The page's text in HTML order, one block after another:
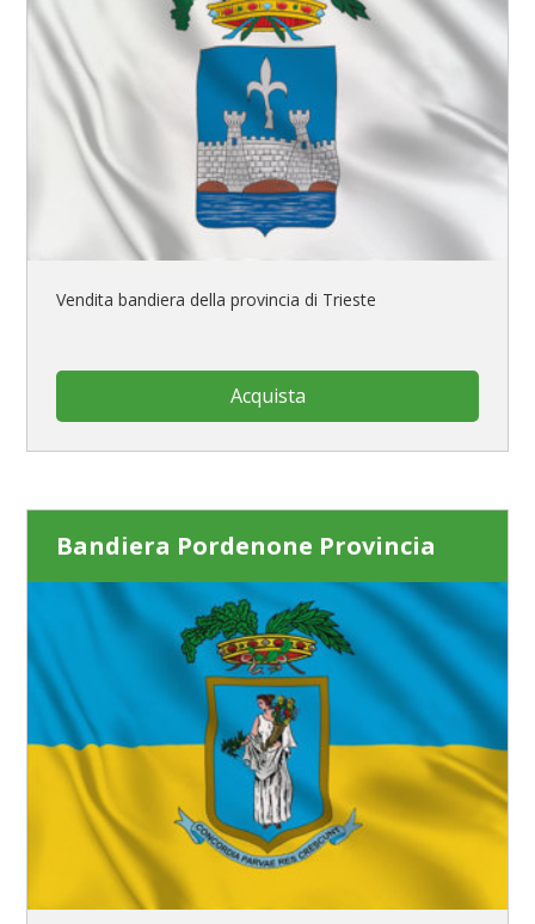
Vendita bandiera della provincia di Trieste
Acquista
Bandiera Pordenone Provincia